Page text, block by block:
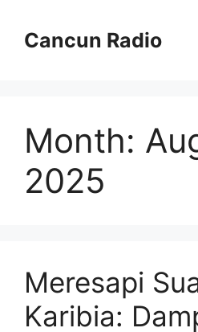
contentCancun Radio
Month:
2025
Meresapi
Karibia: